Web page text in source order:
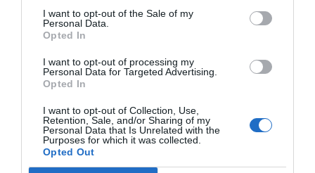
I want to opt-out of the Sale of my
Personal Data.
Opted In
I want to opt-out of processing my
Personal Data for Targeted Advertising.
Opted In
I want to opt-out of Collection, Use,
Retention, Sale, and/or Sharing of my
Personal Data that Is Unrelated with the
Purposes for which it was collected.
Opted Out
convertido a más de 750 farmacias extremeñas en una
red de “Puntos violetas” de ayuda y orientación para
mujeres víctimas de violencia de género o sexual.
AñadirEl Farmacéutico
Mantente informado con las últimas noticias de actualidad.
ACTIVAR AHORA